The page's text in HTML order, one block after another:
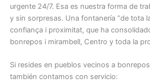
urgente 24/7. Esa es nuestra forma de
y sin sorpresas. Una fontanería “de tota
confiança i proximitat, que ha
bonrepos i mirambell, Centro y toda la
Si resides en pueblos vecinos a
también contamos con servicio: